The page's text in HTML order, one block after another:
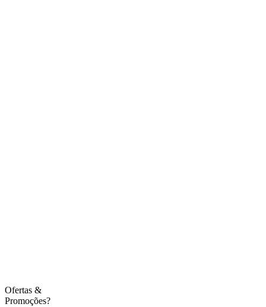
Ofertas &
Promoções?